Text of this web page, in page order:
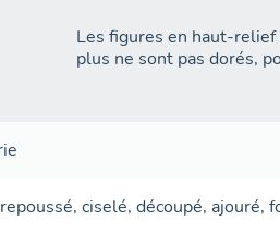
Les figures en haut-
plus ne sont pas dorés,
repoussé,ciselé,découpé, ajouré,